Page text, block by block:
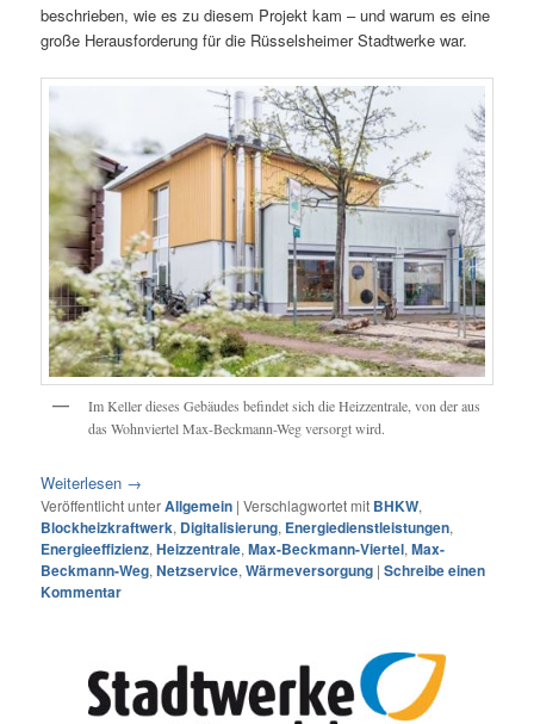
beschrieben, wie es zu diesem Projekt kam – und warum es eine
große Herausforderung für die Rüsselsheimer Stadtwerke war.
Im Keller dieses Gebäudes befindet sich die Heizzentrale, von der aus
das Wohnviertel Max-Beckmann-Weg versorgt wird.
Weiterlesen →
Veröffentlicht unterAllgemein |Verschlagwortet mit BHKW,
Blockheizkraftwerk, Digitalisierung, Energiedienstleistungen,
Energieeffizienz,Heizzentrale,Max-Beckmann-Viertel,Max-
Beckmann-Weg,Netzservice,Wärmeversorgung |Schreibe einen
Kommentar